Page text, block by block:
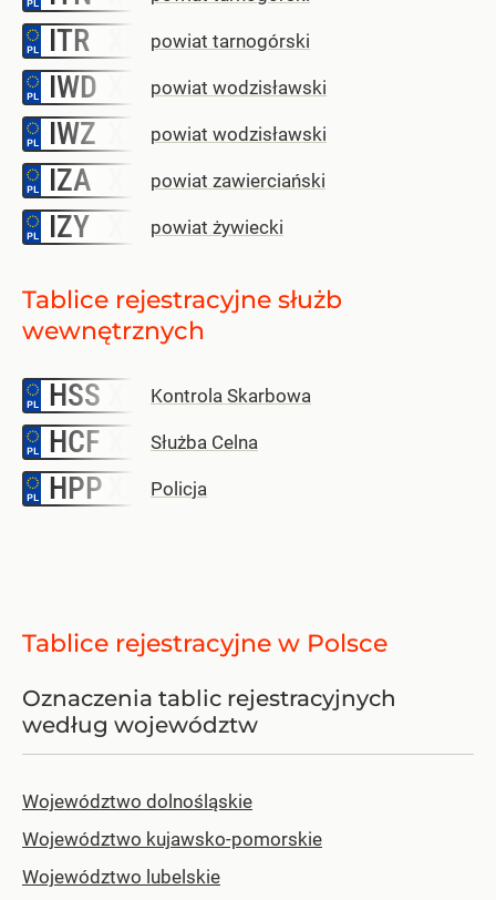
ITR powiat tarnogórski
IWD powiat wodzisławski
IWZ powiat wodzisławski
IZA powiat zawierciański
IZY powiat żywiecki
Tablice rejestracyjne służb
wewnętrznych
HSS Kontrola Skarbowa
HCF Służba Celna
HPP Policja
Tablice rejestracyjne w Polsce
Oznaczenia tablic rejestracyjnych
według województw
Województwo dolnośląskie
Województwo kujawsko-pomorskie
Województwo lubelskie